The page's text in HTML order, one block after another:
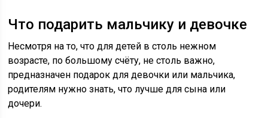
Что подарить мальчику и девочке
Несмотря на то, что для детей в столь нежном
возрасте, по большому счёту, не столь важно,
предназначен подарок для девочки или мальчика,
родителям нужно знать, что лучше для сына или
дочери.